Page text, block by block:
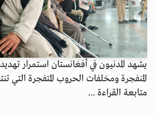
يشهد المدنيون في أفغانستان استمرار
المنفجرة ومخلفات الحروب المتفجرة التي
متابعة القراءة ...